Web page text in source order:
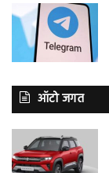
ऑटो जगत